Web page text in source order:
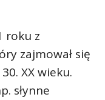
roku z
zajmował się
XX wieku.
słynne